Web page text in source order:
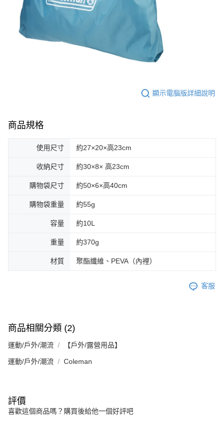
顯示電腦版詳細說明
商品規格
使用尺寸 約27×20×高23cm
收納尺寸 約30×8× 高23cm
購物袋尺寸 約50×6×高40cm
購物袋重量 約55g
容量 約10L
重量 約370g
材質 聚酯纖維、PEVA（內裡）
客服
商品相關分類 (2)
運動/戶外/潮流 【戶外/露營用品】
運動/戶外/潮流 Coleman
評價
喜歡這個商品嗎？購買後給他一個好評吧